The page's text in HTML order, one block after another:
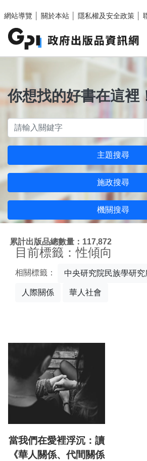
網站導覽
關於本站 隱私權及安全政策
你想找的好書在這裡
主題搜尋
施政搜尋
機關搜尋
累計出版品總數量：117,872
目前標籤：性傾向
相關標籤： 中央研究院民族學研究
人際關係 華人社會
當我們在愛裡浮沉：讀
《華人關係、代間關係